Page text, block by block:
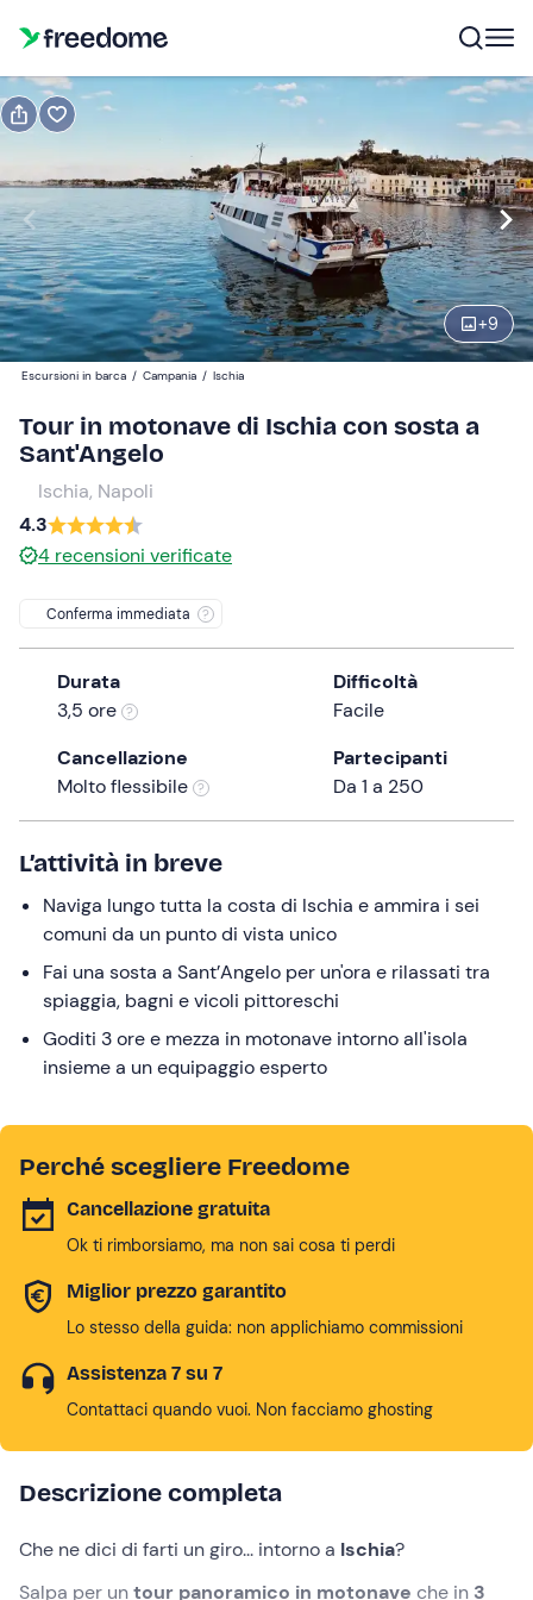
+9
Prenota Regala
Navigate
forward
to
interact
with
the
and
select
date.
Press
the
mark
key
keyboard
shortcuts
for
dates.
Modifica
14:45 Modifica
Adulti
25 €
1
Bambini
18 €
0
Neonati
0 €
Escursioni in barca / Campania / Ischia
Tour in motonave di Ischia con sosta a
Sant'Angelo
Ischia, Napoli
4.3
4 recensioni verificate
Conferma immediata
Durata
3,5 ore
Difficoltà
Facile
Cancellazione
Molto flessibile
Partecipanti
Da 1 a 250
L’attività in breve
Naviga lungo tutta la costa di Ischia e ammira i sei
comuni da un punto di vista unico
Fai una sosta a Sant’Angelo per un'ora e rilassati tra
spiaggia, bagni e vicoli pittoreschi
Goditi 3 ore e mezza in motonave intorno all'isola
insieme a un equipaggio esperto
Perché scegliere Freedome
Cancellazione gratuita
Ok ti rimborsiamo, ma non sai cosa ti perdi
Miglior prezzo garantito
Lo stesso della guida: non applichiamo commissioni
Assistenza 7 su 7
Contattaci quando vuoi. Non facciamo ghosting
Descrizione completa
Che ne dici di farti un giro... intorno a Ischia?
Salpa per untour panoramico in motonave che in 3